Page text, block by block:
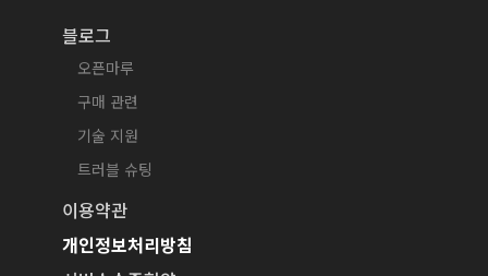
블로그
오픈마루
구매 관련
기술 지원
트러블 슈팅
이용약관
개인정보처리방침